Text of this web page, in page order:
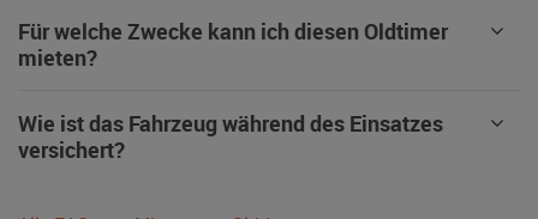
Für welche Zwecke kann ich diesen Oldtimer
mieten?
Wie ist das Fahrzeug während des Einsatzes
versichert?